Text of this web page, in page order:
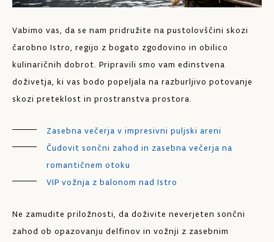
Vabimo vas, da se nam pridružite na pustolovščini skozi
čarobno Istro, regijo z bogato zgodovino in obilico
kulinaričnih dobrot. Pripravili smo vam edinstvena
doživetja, ki vas bodo popeljala na razburljivo potovanje
skozi preteklost in prostranstva prostora.
Zasebna večerja v impresivni puljski areni
Čudovit sončni zahod in zasebna večerja na
romantičnem otoku
VIP vožnja z balonom nad Istro
Ne zamudite priložnosti, da doživite neverjeten sončni
zahod ob opazovanju delfinov in vožnji z zasebnim